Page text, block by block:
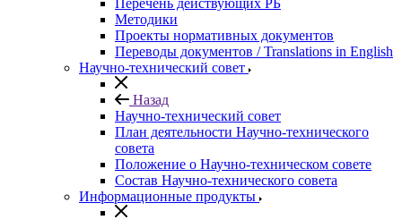
Перечень действующих РБ
Методики
Проекты нормативных документов
Переводы документов / Translations in English
Научно-технический совет
Назад
Научно-технический совет
План деятельности Научно-технического
совета
Положение о Научно-техническом совете
Состав Научно-технического совета
Информационные продукты